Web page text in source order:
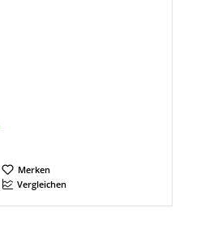
Merken
Vergleichen